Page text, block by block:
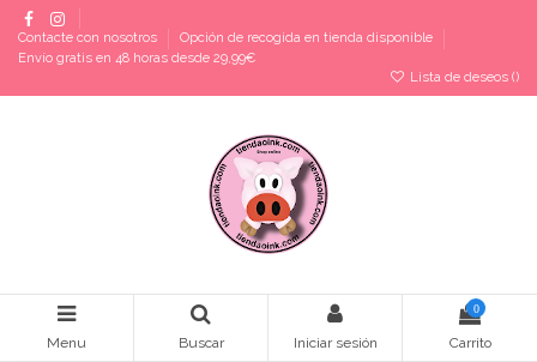
Contacte con nosotros
Opción de recogida en tienda disponible
Envío gratis en 48 horas desde 29,99€
Lista de deseos ()
Menu Buscar Iniciar sesión
0
Carrito